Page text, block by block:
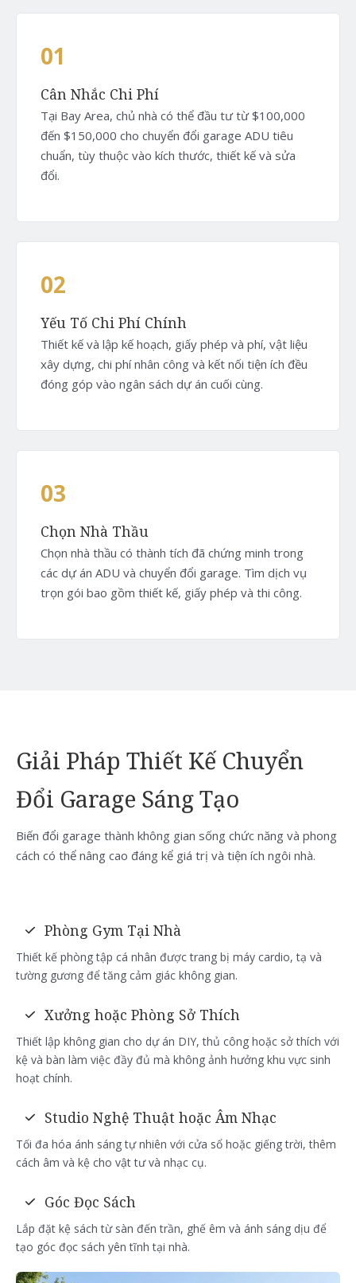
01
Cân Nhắc Chi Phí
Tại Bay Area, chủ nhà có thể đầu tư từ $100,000
đến $150,000 cho chuyển đổi garage ADU tiêu
chuẩn, tùy thuộc vào kích thước, thiết kế và sửa
đổi.
02
Yếu Tố Chi Phí Chính
Thiết kế và lập kế hoạch, giấy phép và phí, vật liệu
xây dựng, chi phí nhân công và kết nối tiện ích đều
đóng góp vào ngân sách dự án cuối cùng.
03
Chọn Nhà Thầu
Chọn nhà thầu có thành tích đã chứng minh trong
các dự án ADU và chuyển đổi garage. Tìm dịch vụ
trọn gói bao gồm thiết kế, giấy phép và thi công.
Giải Pháp Thiết Kế Chuyển
Đổi Garage Sáng Tạo
Biến đổi garage thành không gian sống chức năng và phong
cách có thể nâng cao đáng kể giá trị và tiện ích ngôi nhà.
Phòng Gym Tại Nhà
Thiết kế phòng tập cá nhân được trang bị máy cardio, tạ và
tường gương để tăng cảm giác không gian.
Xưởng hoặc Phòng Sở Thích
Thiết lập không gian cho dự án DIY, thủ công hoặc sở thích với
kệ và bàn làm việc đầy đủ mà không ảnh hưởng khu vực sinh
hoạt chính.
Studio Nghệ Thuật hoặc Âm Nhạc
Tối đa hóa ánh sáng tự nhiên với cửa sổ hoặc giếng trời, thêm
cách âm và kệ cho vật tư và nhạc cụ.
Góc Đọc Sách
Lắp đặt kệ sách từ sàn đến trần, ghế êm và ánh sáng dịu để
tạo góc đọc sách yên tĩnh tại nhà.